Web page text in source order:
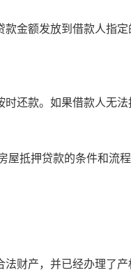
金额发放到借款人指定
还款。如果借款人无
财产，并已经办理了产